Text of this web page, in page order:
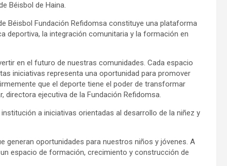
Béisbol de Haina.
Béisbol Fundación Refidomsa constituye una plataforma
deportiva, la integración comunitaria y la formación en
en el futuro de nuestras comunidades. Cada espacio
iniciativas representa una oportunidad para promover
que el deporte tiene el poder de transformar
directora ejecutiva de la Fundación Refidomsa.
a iniciativas orientadas al desarrollo de la niñez y
generan oportunidades para nuestros niños y jóvenes. A
espacio de formación, crecimiento y construcción de